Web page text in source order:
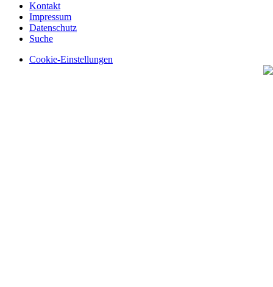
Kontakt
Impressum
Datenschutz
Suche
Cookie-Einstellungen